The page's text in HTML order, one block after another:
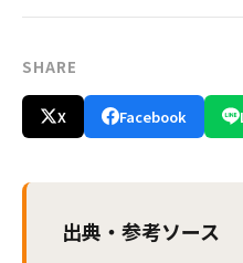
SHARE
X Facebook
出典・参考ソース